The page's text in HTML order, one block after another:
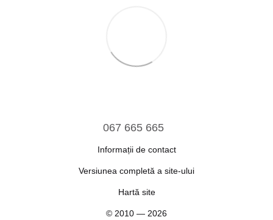
067 665 665
Informații de contact
Versiunea completă a site-ului
Hartă site
© 2010 — 2026